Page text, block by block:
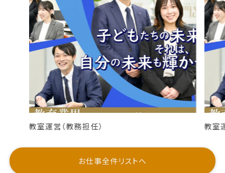
教室運営（教務担任） 教室
お仕事全件リストへ